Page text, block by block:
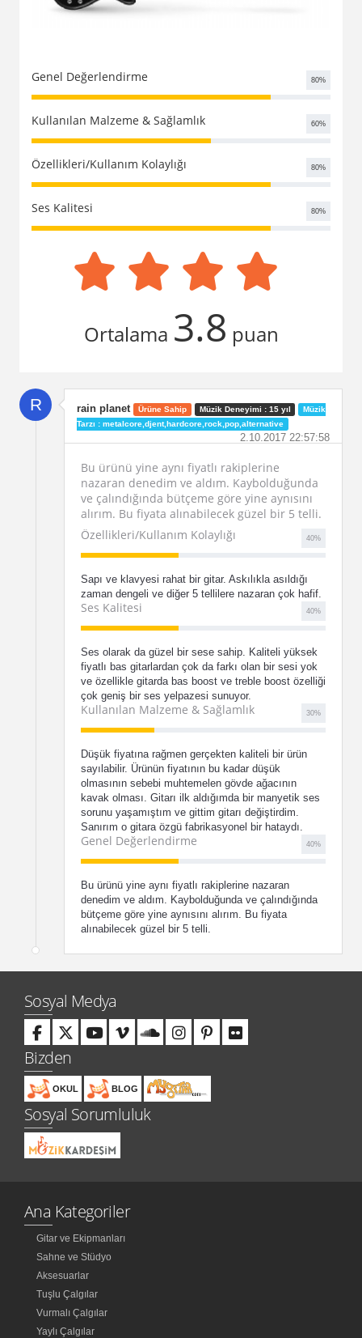
Kampanyalar
Genel Değerlendirme 80%
Kullanılan Malzeme & Sağlamlık 60%
Özellikleri/Kullanım Kolaylığı 80%
Ses Kalitesi 80%
Ortalama 3.8 puan
R rain planet Ürüne Sahip Müzik Deneyimi : 15 yıl
Müzik
Tarzı : metalcore,djent,hardcore,rock,pop,alternative
2.10.2017 22:57:58
Bu ürünü yine aynı fiyatlı rakiplerine
nazaran denedim ve aldım. Kaybolduğunda
ve çalındığında bütçeme göre yine aynısını
alırım. Bu fiyata alınabilecek güzel bir 5 telli.
Özellikleri/Kullanım Kolaylığı
40%
Sapı ve klavyesi rahat bir gitar. Askılıkla asıldığı
zaman dengeli ve diğer 5 tellilere nazaran çok hafif.
Ses Kalitesi 40%
Ses olarak da güzel bir sese sahip. Kaliteli yüksek
fiyatlı bas gitarlardan çok da farkı olan bir sesi yok
ve özellikle gitarda bas boost ve treble boost özelliği
çok geniş bir ses yelpazesi sunuyor.
Kullanılan Malzeme & Sağlamlık 30%
Düşük fiyatına rağmen gerçekten kaliteli bir ürün
sayılabilir. Ürünün fiyatının bu kadar düşük
olmasının sebebi muhtemelen gövde ağacının
kavak olması. Gitarı ilk aldığımda bir manyetik ses
sorunu yaşamıştım ve gittim gitarı değiştirdim.
Sanırım o gitara özgü fabrikasyonel bir hataydı.
Genel Değerlendirme 40%
Bu ürünü yine aynı fiyatlı rakiplerine nazaran
denedim ve aldım. Kaybolduğunda ve çalındığında
bütçeme göre yine aynısını alırım. Bu fiyata
alınabilecek güzel bir 5 telli.
Sosyal Medya
Bizden
OKUL BLOG
Sosyal Sorumluluk
Ana Kategoriler
Gitar ve Ekipmanları
Sahne ve Stüdyo
Aksesuarlar
Tuşlu Çalgılar
Vurmalı Çalgılar
Yaylı Çalgılar